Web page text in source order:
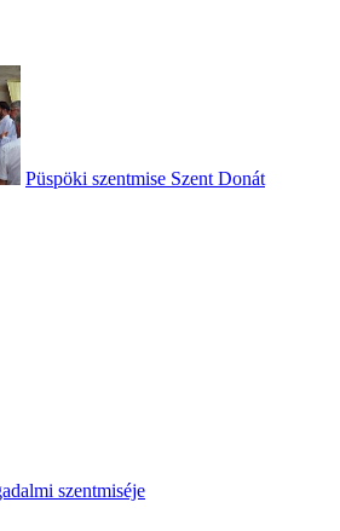
Püspöki szentmise Szent Donát
szentmiséje